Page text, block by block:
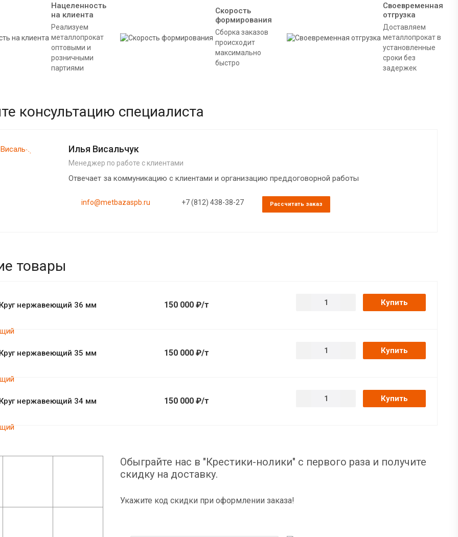
Нацеленность
на клиента
Реализуем
металлопрокат
оптовыми и
розничными
партиями
Скорость
формирования
Сборка заказов
происходит
максимально
быстро
Своевременная
отгрузка
Доставляем
металлопрокат в
установленные
сроки без
задержек
консультацию специалиста
Илья Висальчук
Менеджер по работе с клиентами
Отвечает за коммуникацию с клиентами и организацию преддоговорной работы
info@metbazaspb.ru +7 (812) 438-38-27 Рассчитать заказ
товары
нержавеющий 36 мм 150 000 ₽/т Купить
нержавеющий 35 мм 150 000 ₽/т Купить
нержавеющий 34 мм 150 000 ₽/т Купить
Обыграйте нас в "Крестики-нолики" с первого раза и получите
скидку на доставку.
Укажите код скидки при оформлении заказа!